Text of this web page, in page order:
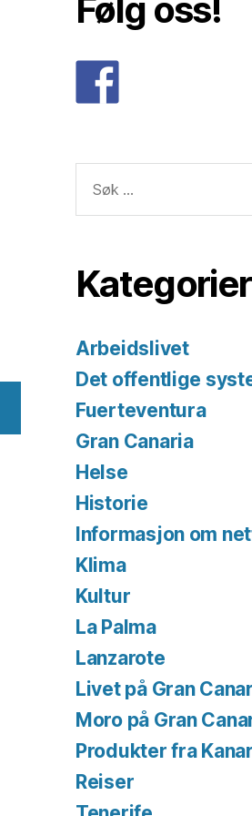
Følg oss!
etter:
Kategorier
Arbeidslivet
Det offentlige
Fuerteventura
Gran Canaria
Helse
Historie
Informasjon om
Klima
Kultur
La Palma
Lanzarote
Livet på Gran
Moro på Gran
Produkter fra
Reiser